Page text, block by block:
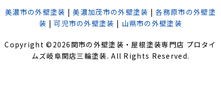
美濃市の外壁塗装 |美濃加茂市の外壁塗装 |各務原市の外壁塗
装 |可児市の外壁塗装 | 山県市の外壁塗装
Copyright © 2026 関市の外壁塗装・屋根塗装専門店 プロタイ
ムズ岐阜関店三輪塗装. All Rights Reserved.